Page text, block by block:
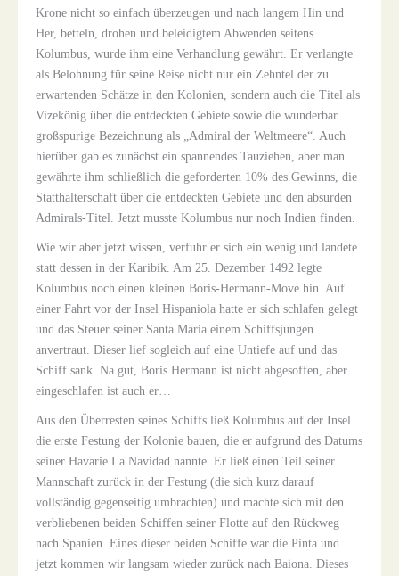
Krone nicht so einfach überzeugen und nach langem Hin und
Her, betteln, drohen und beleidigtem Abwenden seitens
Kolumbus, wurde ihm eine Verhandlung gewährt. Er verlangte
als Belohnung für seine Reise nicht nur ein Zehntel der zu
erwartenden Schätze in den Kolonien, sondern auch die Titel als
Vizekönig über die entdeckten Gebiete sowie die wunderbar
großspurige Bezeichnung als „Admiral der Weltmeere“. Auch
hierüber gab es zunächst ein spannendes Tauziehen, aber man
gewährte ihm schließlich die geforderten 10% des Gewinns, die
Statthalterschaft über die entdeckten Gebiete und den absurden
Admirals-Titel. Jetzt musste Kolumbus nur noch Indien finden.
Wie wir aber jetzt wissen, verfuhr er sich ein wenig und landete
statt dessen in der Karibik. Am 25. Dezember 1492 legte
Kolumbus noch einen kleinen Boris-Hermann-Move hin. Auf
einer Fahrt vor der Insel Hispaniola hatte er sich schlafen gelegt
und das Steuer seiner Santa Maria einem Schiffsjungen
anvertraut. Dieser lief sogleich auf eine Untiefe auf und das
Schiff sank. Na gut, Boris Hermann ist nicht abgesoffen, aber
eingeschlafen ist auch er…
Aus den Überresten seines Schiffs ließ Kolumbus auf der Insel
die erste Festung der Kolonie bauen, die er aufgrund des Datums
seiner Havarie La Navidad nannte. Er ließ einen Teil seiner
Mannschaft zurück in der Festung (die sich kurz darauf
vollständig gegenseitig umbrachten) und machte sich mit den
verbliebenen beiden Schiffen seiner Flotte auf den Rückweg
nach Spanien. Eines dieser beiden Schiffe war die Pinta und
jetzt kommen wir langsam wieder zurück nach Baiona. Dieses